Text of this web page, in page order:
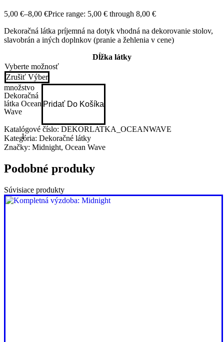
5,00 €–8,00 €Price range: 5,00 € through 8,00 €
Dekoračná látka príjemná na dotyk vhodná na dekorovanie stolov,
slavobrán a iných doplnkov (pranie a žehlenia v cene)
Dĺžka látky
Zrušiť Výber
množstvo
Dekoračná
látka Ocean
Wave
Pridať Do Košíka
Katalógové číslo: DEKORLATKA_OCEANWAVE
Kategória: Dekoračné látky
Značky: Midnight, Ocean Wave
Podobné produky
Súvisiace produkty